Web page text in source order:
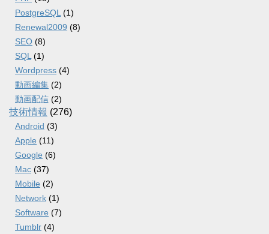
PostgreSQL (1)
Renewal2009 (8)
SEO (8)
SQL (1)
Wordpress (4)
動画編集 (2)
動画配信 (2)
技術情報 (276)
Android (3)
Apple (11)
Google (6)
Mac (37)
Mobile (2)
Network (1)
Software (7)
Tumblr (4)